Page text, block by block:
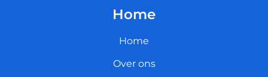
Home
Home
Over ons